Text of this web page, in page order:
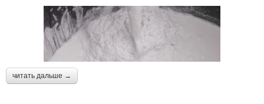
читать дальше →